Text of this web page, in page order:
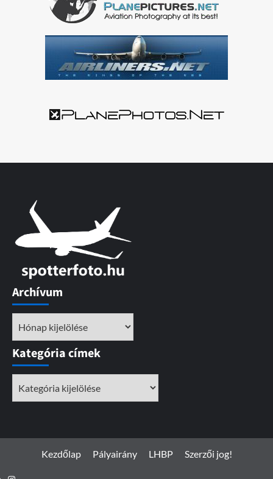
Archívum
Kategória címek
Kezdőlap Pályairány LHBP Szerzői jog!